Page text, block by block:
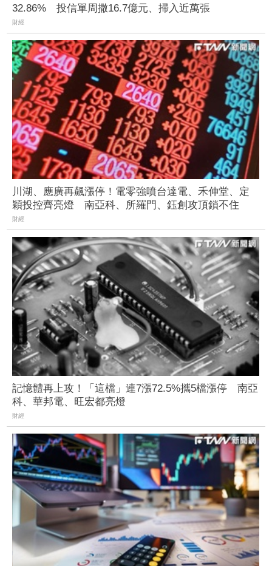
32.86% 投信單周撒16.7億元、掃入近萬張
財經
川湖、應廣再飆漲停！電零強噴台達電、禾伸堂、定
穎投控齊亮燈 南亞科、所羅門、鈺創攻頂鎖不住
財經
記憶體再上攻！「這檔」連7漲72.5%攜5檔漲停 南亞
科、華邦電、旺宏都亮燈
財經